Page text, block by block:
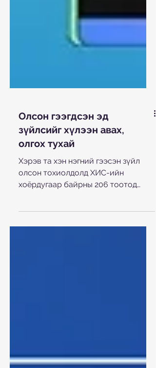
Олсон гээгдсэн эд
зүйлсийг хүлээн авах,
олгох тухай
Хэрэв та хэн нэгний гээсэн зүйл
олсон тохиолдолд ХИС-ийн
хүлээлгэн өгнө үү. Дараах пейжээс
гээсэн, олсон...